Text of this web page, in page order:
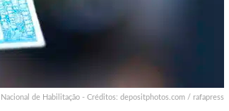
de Habilitação - Créditos: depositphotos.com / rafapress